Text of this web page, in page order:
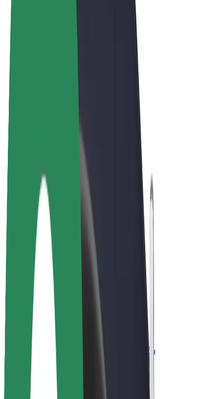
ფრენჩაიზი
კომპანია
ვაკანსიები
Bolt-ის შესახებ
Bolt და ეკომეგობრულობა
ნულოვანი პროექტი
ბლოგი
სიახლეები
ბრენდის გზამკვლევი
მისია
ინვესტორებთან ურთიერთობა
ლიდერობა
ბრენდი